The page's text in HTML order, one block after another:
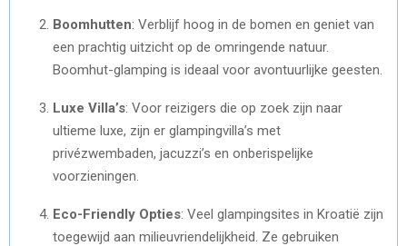
Boomhutten: Verblijf hoog in de bomen en geniet van
een prachtig uitzicht op de omringende natuur.
Boomhut-glamping is ideaal voor avontuurlijke geesten.
Luxe Villa’s: Voor reizigers die op zoek zijn naar
ultieme luxe, zijn er glampingvilla’s met
privézwembaden, jacuzzi’s en onberispelijke
voorzieningen.
Eco-Friendly Opties: Veel glampingsites in Kroatië zijn
toegewijd aan milieuvriendelijkheid. Ze gebruiken